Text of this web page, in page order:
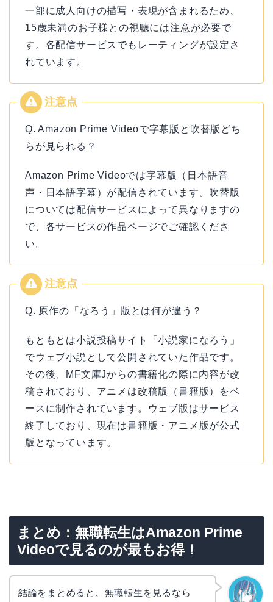
一部に成人向けの描写・表現が含まれるため、
15歳未満のお子様との視聴には注意が必要で
す。各配信サービスでもレーティングが設定さ
れています。
Q. Amazon Prime Videoで字幕版と吹替版どち
らが見られる？
Amazon Prime Videoでは字幕版（日本語音
声・日本語字幕）が配信されています。吹替版
については配信サービスによって異なりますの
で、各サービスの作品ページでご確認くださ
い。
Q. 原作の「なろう」版とは何が違う？
もともとは小説投稿サイト「小説家になろう」
でウェブ小説として公開されていた作品です。
その後、MF文庫Jからの書籍化の際に内容が改
稿されており、アニメは改稿版（書籍版）をベ
ースに制作されています。ウェブ版はサービス
終了しており、現在は書籍版・アニメ版が公式
版となっています。
まとめ：無職転生はAmazon Prime
Videoで見るのが最もお得！
結論をまとめると、無職転生を見るなら